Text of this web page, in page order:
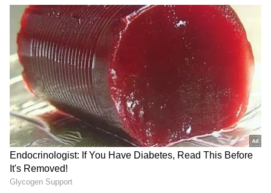
Image Credit : Others
ವೃಷಭ ರಾಶಿ
ಶನಿಯ ವಕ್ರ ಸಂಚಾರದಿಂದ ವೃಷಭ ರಾಶಿಯವರಿಗೆ ವೃತ್ತಿ
ಮತ್ತು ಹಣಕಾಸಿನ ವಿಷಯಗಳಲ್ಲಿ ಉತ್ತಮ
ಬದಲಾವಣೆಗಳಾಗಬಹುದು. ಬಹಳ ದಿನಗಳಿಂದ ಬಾಕಿ
ಉಳಿದಿದ್ದ ಯೋಜನೆಗಳು ಮತ್ತೆ ಚಾಲನೆ ಪಡೆಯುವ ಸಾಧ್ಯತೆ
ಇದೆ. ಹೊಸ ಉದ್ಯೋಗವನ್ನು ಹುಡುಕುತ್ತಿರುವವರಿಗೆ ಒಳ್ಳೆಯ
ಸುದ್ದಿ ಸಿಗಬಹುದು. ಹಣದ ಹರಿವು ಹೆಚ್ಚಾಗಿ, ಉಳಿತಾಯ